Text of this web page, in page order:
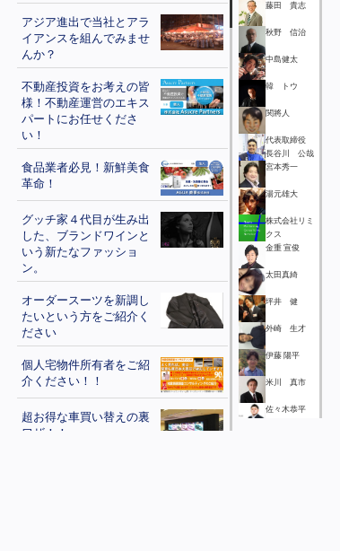
アジア進出で当社とアラ
イアンスを組んでみませ
んか？
不動産投資をお考えの皆
様！不動産運営のエキス
パートにお任せくださ
い！
食品業者必見！新鮮美食
革命！
グッチ家４代目が生み出
した、ブランドワインと
いう新たなファッショ
ン。
オーダースーツを新調し
たいという方をご紹介く
ださい
個人宅物件所有者をご紹
介ください！！
超お得な車買い替えの裏
ワザ！！
藤田 貴志
秋野 信治
中島健太
韓 トウ
関將人
代表取締役
長谷川 公哉
宮本秀一
湯元雄大
株式会社リミ
クス
金重 宣俊
太田真綺
坪井 健
外崎 生才
伊藤 陽平
米川 真市
佐々木恭平